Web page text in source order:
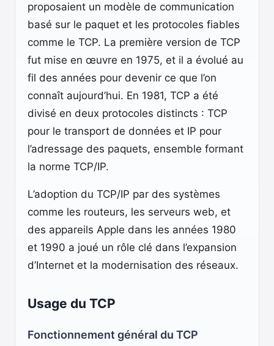
proposaient un modèle de communication
basé sur le paquet et les protocoles fiables
comme le TCP. La première version de TCP
fut mise en œuvre en 1975, et il a évolué au
fil des années pour devenir ce que l’on
connaît aujourd’hui. En 1981, TCP a été
divisé en deux protocoles distincts : TCP
pour le transport de données et IP pour
l’adressage des paquets, ensemble formant
la norme TCP/IP.
L’adoption du TCP/IP par des systèmes
comme les routeurs, les serveurs web, et
des appareils Apple dans les années 1980
et 1990 a joué un rôle clé dans l’expansion
d’Internet et la modernisation des réseaux.
Usage du TCP
Fonctionnement général du TCP